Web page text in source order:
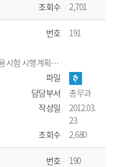
조회수
2,701
번호
191
험 시행계획 공고
파일
담당부서
총무과
작성일
2012.03.
23
조회수
2,680
번호
190